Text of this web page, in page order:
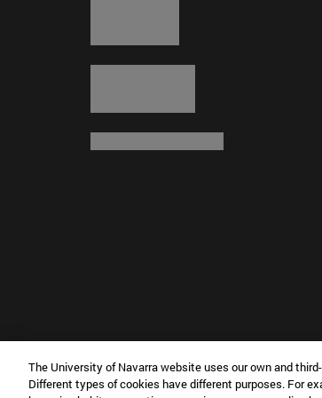
Museo Universidad de Navarra
Campus Universitario s/n 31009
The University of Navarra website uses our own and
Different types of cookies have different purposes. For